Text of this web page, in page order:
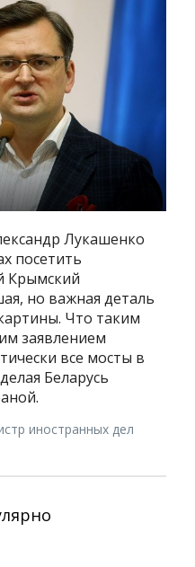
Лукашенко
посетить
Крымский
но важная деталь
Что таким
заявлением
все мосты в
Беларусь
иностранных дел